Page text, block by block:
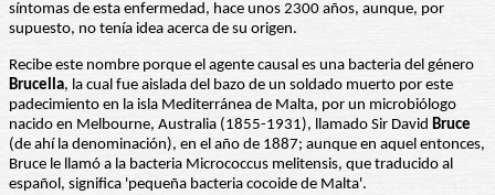
síntomas de esta enfermedad, hace unos 2300 años, aunque, por
supuesto, no tenía idea acerca de su origen.
Recibe este nombre porque el agente causal es una bacteria del género
Brucella, la cual fue aislada del bazo de un soldado muerto por este
padecimiento en la isla Mediterránea de Malta, por un microbiólogo
nacido en Melbourne, Australia (1855-1931), llamado Sir David Bruce
(de ahí la denominación), en el año de 1887; aunque en aquel entonces,
Bruce le llamó a la bacteria Micrococcus melitensis, que traducido al
español, significa 'pequeña bacteria cocoide de Malta'.